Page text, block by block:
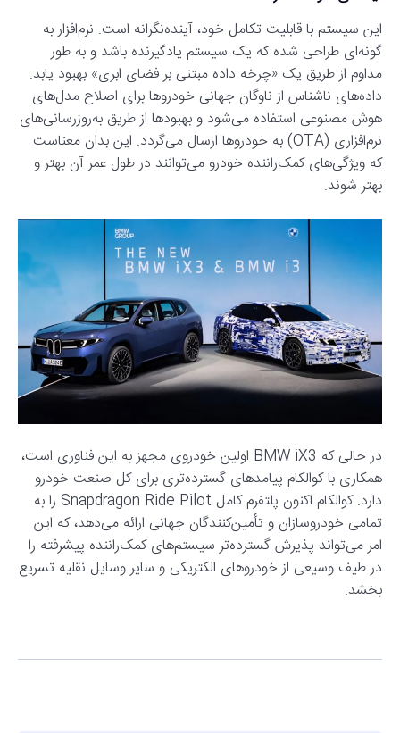
این سیستم با قابلیت تکامل خود، آینده‌نگرانه است. نرم‌افزار به
گونه‌ای طراحی شده که یک سیستم یادگیرنده باشد و به طور
مداوم از طریق یک «چرخه داده مبتنی بر فضای ابری» بهبود یابد.
داده‌های ناشناس از ناوگان جهانی خودروها برای اصلاح مدل‌های
هوش مصنوعی استفاده می‌شود و بهبودها از طریق به‌روزرسانی‌های
نرم‌افزاری (OTA) به خودروها ارسال می‌گردد. این بدان معناست
که ویژگی‌های کمک‌راننده خودرو می‌توانند در طول عمر آن بهتر و
بهتر شوند.
در حالی که BMW iX3 اولین خودروی مجهز به این فناوری است،
همکاری با کوالکام پیامدهای گسترده‌تری برای کل صنعت خودرو
دارد. کوالکام اکنون پلتفرم کامل Snapdragon Ride Pilot را به
تمامی خودروسازان و تأمین‌کنندگان جهانی ارائه می‌دهد، که این
امر می‌تواند پذیرش گسترده‌تر سیستم‌های کمک‌راننده پیشرفته را
در طیف وسیعی از خودروهای الکتریکی و سایر وسایل نقلیه تسریع
بخشد.